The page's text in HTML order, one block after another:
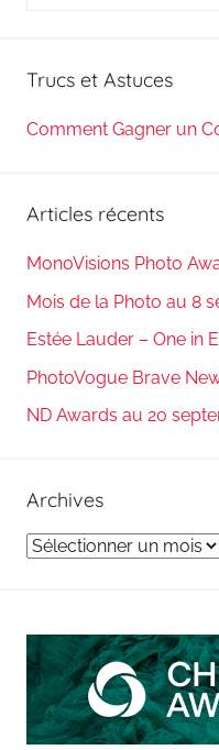
Trucs et Astuces
Comment Gagner un
Articles récents
MonoVisions Photo
Mois de la Photo au 8
Estée Lauder – One in
PhotoVogue Brave
ND Awards au 20
Archives
Archives